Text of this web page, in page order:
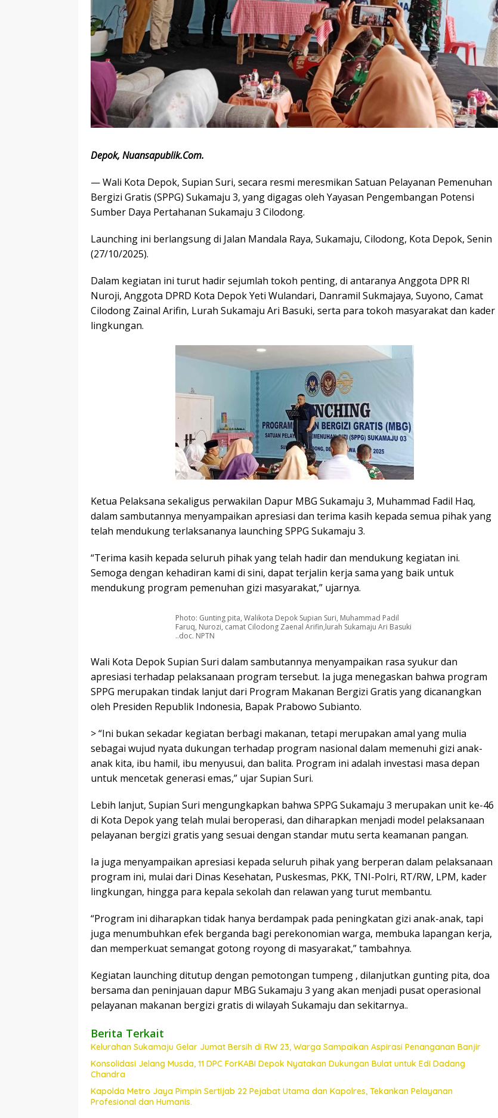
Depok, Nuansapublik.Com.
— Wali Kota Depok, Supian Suri, secara resmi meresmikan Satuan Pelayanan Pemenuhan
Bergizi Gratis (SPPG) Sukamaju 3, yang digagas oleh Yayasan Pengembangan Potensi
Sumber Daya Pertahanan Sukamaju 3 Cilodong.
Launching ini berlangsung di Jalan Mandala Raya, Sukamaju, Cilodong, Kota Depok, Senin
(27/10/2025).
Dalam kegiatan ini turut hadir sejumlah tokoh penting, di antaranya Anggota DPR RI
Nuroji, Anggota DPRD Kota Depok Yeti Wulandari, Danramil Sukmajaya, Suyono, Camat
Cilodong Zainal Arifin, Lurah Sukamaju Ari Basuki, serta para tokoh masyarakat dan kader
lingkungan.
Ketua Pelaksana sekaligus perwakilan Dapur MBG Sukamaju 3, Muhammad Fadil Haq,
dalam sambutannya menyampaikan apresiasi dan terima kasih kepada semua pihak yang
telah mendukung terlaksananya launching SPPG Sukamaju 3.
“Terima kasih kepada seluruh pihak yang telah hadir dan mendukung kegiatan ini.
Semoga dengan kehadiran kami di sini, dapat terjalin kerja sama yang baik untuk
mendukung program pemenuhan gizi masyarakat,” ujarnya.
Photo: Gunting pita, Walikota Depok Supian Suri, Muhammad Padil
Faruq, Nurozi, camat Cilodong Zaenal Arifin,lurah Sukamaju Ari Basuki
..doc. NPTN
Wali Kota Depok Supian Suri dalam sambutannya menyampaikan rasa syukur dan
apresiasi terhadap pelaksanaan program tersebut. Ia juga menegaskan bahwa program
SPPG merupakan tindak lanjut dari Program Makanan Bergizi Gratis yang dicanangkan
oleh Presiden Republik Indonesia, Bapak Prabowo Subianto.
> “Ini bukan sekadar kegiatan berbagi makanan, tetapi merupakan amal yang mulia
sebagai wujud nyata dukungan terhadap program nasional dalam memenuhi gizi anak-
anak kita, ibu hamil, ibu menyusui, dan balita. Program ini adalah investasi masa depan
untuk mencetak generasi emas,” ujar Supian Suri.
Lebih lanjut, Supian Suri mengungkapkan bahwa SPPG Sukamaju 3 merupakan unit ke-46
di Kota Depok yang telah mulai beroperasi, dan diharapkan menjadi model pelaksanaan
pelayanan bergizi gratis yang sesuai dengan standar mutu serta keamanan pangan.
Ia juga menyampaikan apresiasi kepada seluruh pihak yang berperan dalam pelaksanaan
program ini, mulai dari Dinas Kesehatan, Puskesmas, PKK, TNI-Polri, RT/RW, LPM, kader
lingkungan, hingga para kepala sekolah dan relawan yang turut membantu.
“Program ini diharapkan tidak hanya berdampak pada peningkatan gizi anak-anak, tapi
juga menumbuhkan efek berganda bagi perekonomian warga, membuka lapangan kerja,
dan memperkuat semangat gotong royong di masyarakat,” tambahnya.
Kegiatan launching ditutup dengan pemotongan tumpeng , dilanjutkan gunting pita, doa
bersama dan peninjauan dapur MBG Sukamaju 3 yang akan menjadi pusat operasional
pelayanan makanan bergizi gratis di wilayah Sukamaju dan sekitarnya..
Berita Terkait
Kelurahan Sukamaju Gelar Jumat Bersih di RW 23, Warga Sampaikan Aspirasi Penanganan Banjir
Konsolidasi Jelang Musda, 11 DPC ForKABI Depok Nyatakan Dukungan Bulat untuk Edi Dadang
Chandra
Kapolda Metro Jaya Pimpin Sertijab 22 Pejabat Utama dan Kapolres, Tekankan Pelayanan
Profesional dan Humanis.